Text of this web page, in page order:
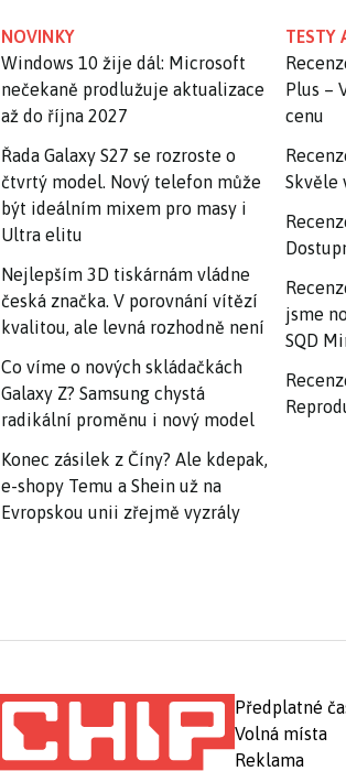
NOVINKY
Windows 10 žije dál: Microsoft
nečekaně prodlužuje aktualizace
až do října 2027
Řada Galaxy S27 se rozroste o
čtvrtý model. Nový telefon může
být ideálním mixem pro masy i
Ultra elitu
Nejlepším 3D tiskárnám vládne
česká značka. V porovnání vítězí
kvalitou, ale levná rozhodně není
Co víme o nových skládačkách
Galaxy Z? Samsung chystá
radikální proměnu i nový model
Konec zásilek z Číny? Ale kdepak,
e-shopy Temu a Shein už na
Evropskou unii zřejmě vyzrály
TESTY
Plus –
cenu
Skvěle
jsme
SQD
Předplatné
Volná místa
Reklama